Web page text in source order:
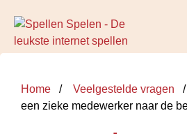
Home Veelgestelde vragen
een zieke medewerker naar de